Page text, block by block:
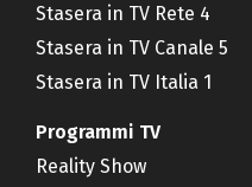
Stasera in TV Rete 4
Stasera in TV Canale 5
Stasera in TV Italia 1
Programmi TV
Reality Show